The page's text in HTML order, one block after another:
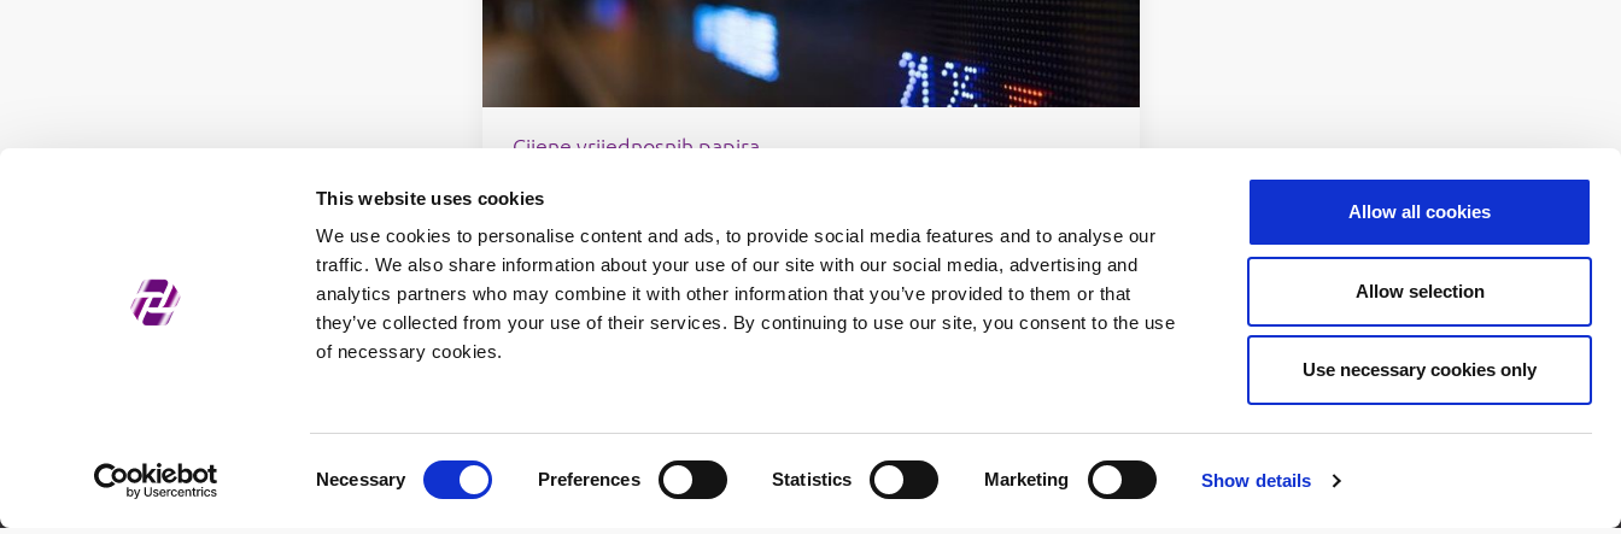
This website uses cookies
We use cookies to personalise content and ads, to provide social media features and to analyse our
traffic. We also share information about your use of our site with our social media, advertising and
analytics partners who may combine it with other information that you’ve provided to them or that
they’ve collected from your use of their services. By continuing to use our site, you consent to the use
of necessary cookies.
Necessary Preferences Statistics Marketing Show details
Allow all cookies
Allow selection
Use necessary cookies only
Cijene vrijednosnih papira
OIB 84368186611